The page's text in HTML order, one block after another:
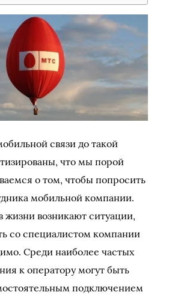
связи до такой
что мы порой
о том, чтобы попросить
мобильной компании.
жизни возникают ситуации,
со специалистом компании
Среди наиболее частых
к оператору могут быть
подключением